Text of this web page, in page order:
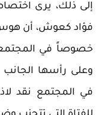
إلى ذلك، يرى
فؤاد كعوش، أن هوس
خصوصاً في
وعلى رأسها
في المجتمع نقد